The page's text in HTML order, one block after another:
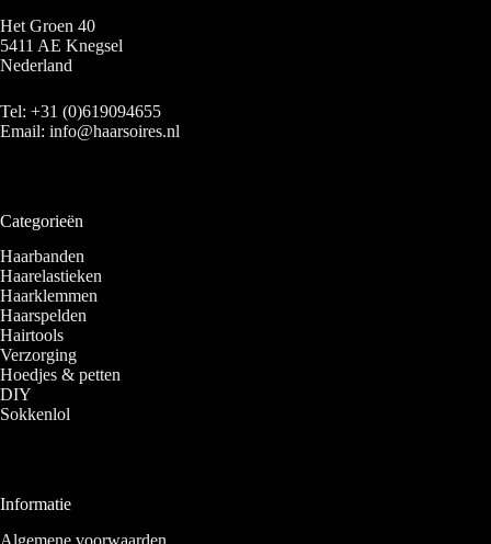
Het Groen 40
5411 AE Knegsel
Nederland
Tel: +31 (0)619094655
Email: info@haarsoires.nl
Categorieën
Haarbanden
Haarelastieken
Haarklemmen
Haarspelden
Hairtools
Verzorging
Hoedjes & petten
DIY
Sokkenlol
Informatie